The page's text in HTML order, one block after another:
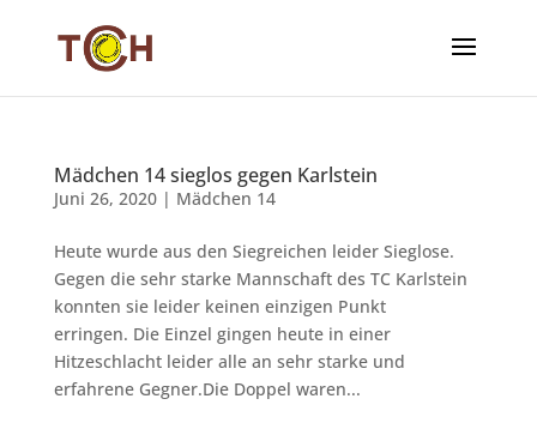
Mädchen 14 sieglos gegen Karlstein
Juni 26, 2020| Mädchen 14
Heute wurde aus den Siegreichen leider Sieglose.
Gegen die sehr starke Mannschaft des TC Karlstein
konnten sie leider keinen einzigen Punkt
erringen. Die Einzel gingen heute in einer
Hitzeschlacht leider alle an sehr starke und
erfahrene Gegner.Die Doppel waren...